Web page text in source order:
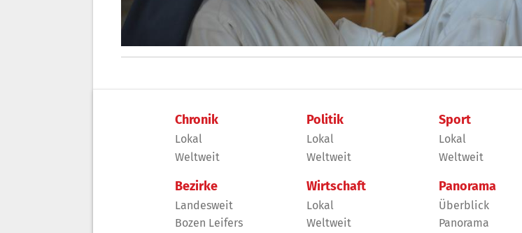
Chronik
Lokal
Weltweit
Bezirke
Landesweit
Bozen Leifers
Politik
Lokal
Weltweit
Wirtschaft
Lokal
Weltweit
Sport
Lokal
Weltweit
Panorama
Überblick
Panorama